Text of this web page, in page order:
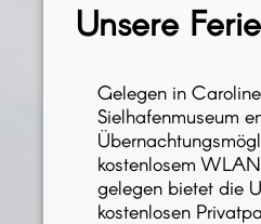
Kontakt
Unsere
Gelegen in
Sielhafenmuseum
kostenlosem
gelegen bietet die
kostenlosen